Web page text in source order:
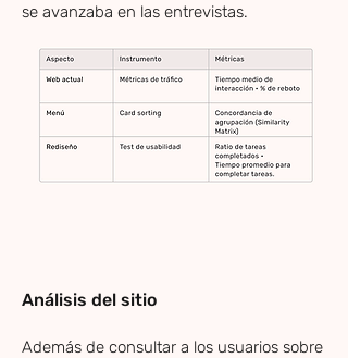
se avanzaba en las entrevistas.
Análisis del sitio
Además de consultar a los usuarios sobre